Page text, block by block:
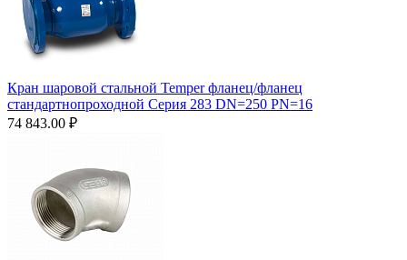
Кран шаровой стальной Temper фланец/фланец
стандартнопроходной Серия 283 DN=250 PN=16
74 843.00 ₽